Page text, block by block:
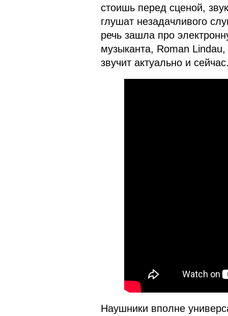
стоишь перед сценой,
глушат незадачливого
речь зашла про
музыканта, Roman
звучит актуально и
Наушники вполне